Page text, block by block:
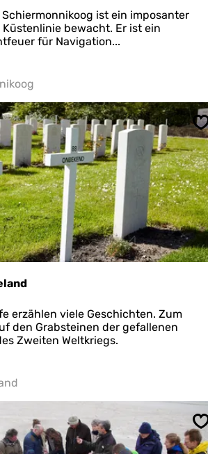
ist ein imposanter
bewacht. Er ist ein
für Navigation...
erzählen viele Geschichten. Zum
den Grabsteinen der gefallenen
Zweiten Weltkriegs.